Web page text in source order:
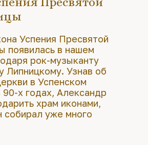
Успения Пресвятой
появилась в нашем
рок-музыканту
Липницкому. Узнав об
в Успенском
90-х годах, Александр
храм иконами,
собирал уже много